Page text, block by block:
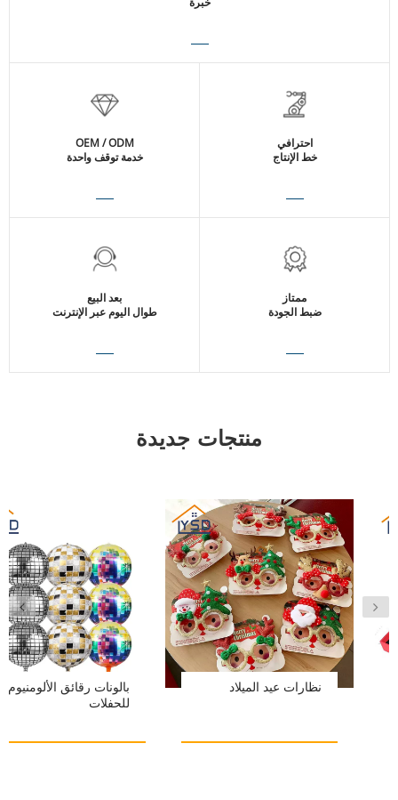
احترافي
خط الإنتاج
عرض التفاصيل
OEM / ODM
خدمة توقف واحدة
عرض التفاصيل
ممتاز
ضبط الجودة
عرض التفاصيل
بعد البيع
طوال اليوم عبر الإنترنت
منتجات جديدة
نظارات عيد الميلاد
بالونات رقائق الألومنيوم
للحفلات